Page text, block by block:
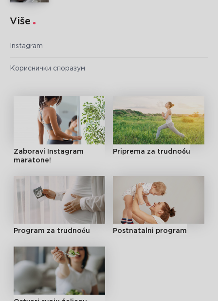
Više
Instagram
Кориснички споразум
Zaboravi Instagram
maratone!
Priprema za trudnoću
Program za trudnoću Postnatalni program